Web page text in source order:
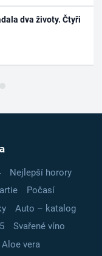
dva životy. Čtyři
Nejlepší horory
Počasí
Auto – katalog
Svařené víno
Aloe vera